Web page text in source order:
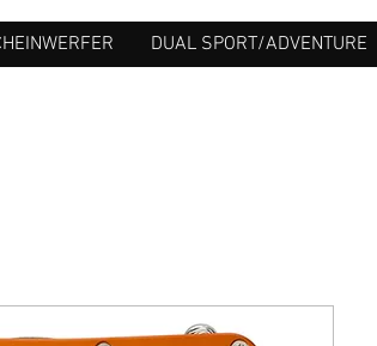
DUAL SPORT/ADVENTURE